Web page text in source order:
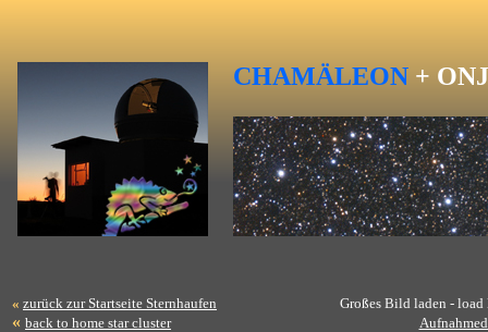
CHAMÄLEON +
« zurück zur Startseite Sternhaufen
« back to home star cluster
Großes Bild laden -